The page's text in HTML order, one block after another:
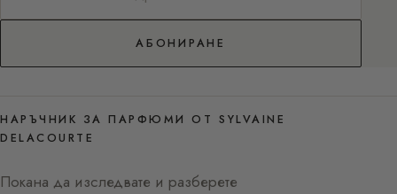
АБОНИРАНЕ
НАРЪЧНИК ЗА ПАРФЮМИ ОТ SYLVAINE
DELACOURTE
Покана да изследвате и разберете